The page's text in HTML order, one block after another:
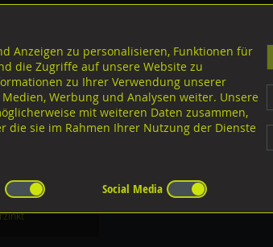
Ösenschrauben Diverse Ausführungen
Anzeigen zu personalisieren, Funktionen für
die Zugriffe auf unsere Website zu
zu Ihrer Verwendung unserer
Werbung und Analysen weiter. Unsere
mit weiteren Daten zusammen,
die sie im Rahmen Ihrer Nutzung der Dienste
Social Media